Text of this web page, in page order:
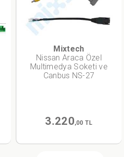
Mixtech
Nissan Araca Özel
Multimedya Soketi ve
Canbus NS-27
3.220,00 TL